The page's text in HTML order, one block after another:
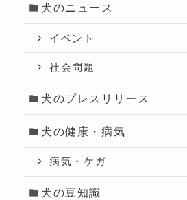
犬のニュース
イベント
社会問題
犬のプレスリリース
犬の健康・病気
病気・ケガ
犬の豆知識